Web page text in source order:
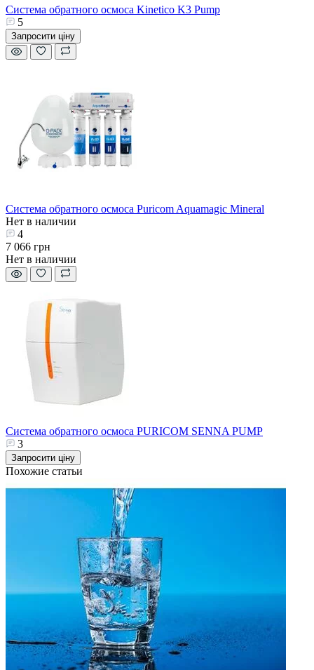
Система обратного осмоса Kinetico K3 Pump
5
Запросити ціну
Система обратного осмоса Puricom Aquamagic Mineral
Нет в наличии
4
7 066 грн
Нет в наличии
Система обратного осмоса PURICOM SENNA PUMP
3
Запросити ціну
Похожие статьи